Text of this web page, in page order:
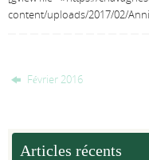
content/uploads/2017/02/
Février 2016
Articles récents